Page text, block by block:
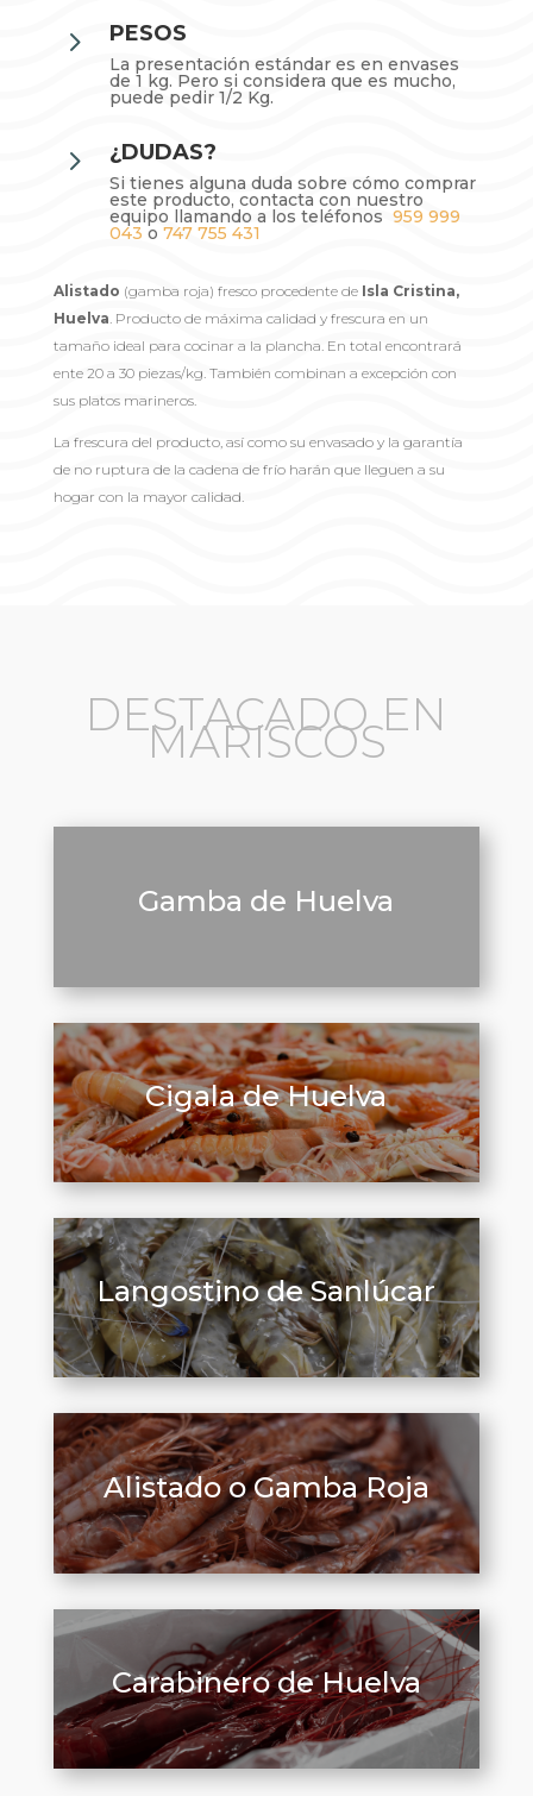
5 PESOS
La presentación estándar es en envases
de 1 kg. Pero si considera que es mucho,
puede pedir 1/2 Kg.
5 ¿DUDAS?
Si tienes alguna duda sobre cómo comprar
este producto, contacta con nuestro
equipo llamando a los teléfonos 959 999
043 o 747 755 431
Alistado (gamba roja) fresco procedente de Isla Cristina,
Huelva. Producto de máxima calidad y frescura en un
tamaño ideal para cocinar a la plancha. En total encontrará
ente 20 a 30 piezas/kg. También combinan a excepción con
sus platos marineros.
La frescura del producto, así como su envasado y la garantía
de no ruptura de la cadena de frío harán que lleguen a su
hogar con la mayor calidad.
DESTACADO EN
MARISCOS
Gamba de Huelva
Cigala de Huelva
Langostino de Sanlúcar
Alistado o Gamba Roja
Carabinero de Huelva